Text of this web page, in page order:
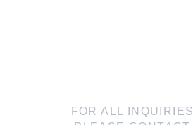
FOR ALL INQUIRIES